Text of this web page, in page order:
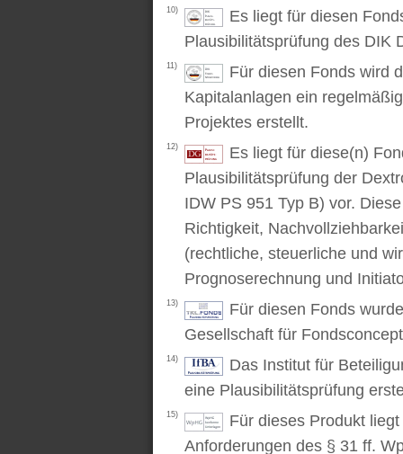
10)
Es liegt für diesen
Plausibilitätsprüfung des DIK
11)
Für diesen Fonds wird
Kapitalanlagen ein
Projektes erstellt.
12)
Es liegt für diese(n)
Plausibilitätsprüfung der
IDW PS 951 Typ B) vor.
Richtigkeit,
(rechtliche, steuerliche und
Prognoserechnung und
13)
Für diesen Fonds
Gesellschaft für
14)
Das Institut für
eine Plausibilitätsprüfung
15)
Für dieses Produkt
Anforderungen des § 31 ff.